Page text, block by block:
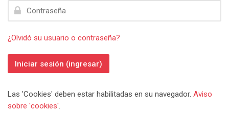
Contraseña
¿Olvidó su usuario o contraseña?
Iniciar sesión (ingresar)
Las 'Cookies' deben estar habilitadas en su navegador. Aviso
sobre 'cookies'.